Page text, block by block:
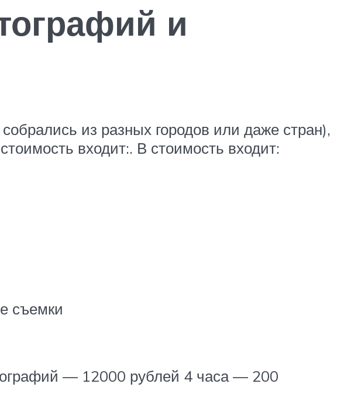
и
из разных городов или даже стран),
входит:. В стоимость входит:
съемки
— 12000 рублей 4 часа — 200